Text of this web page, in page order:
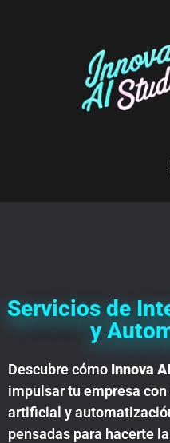
Servicios de
y
Descubre cómo Innova
impulsar tu empresa
artificial y
pensadas para hacerte